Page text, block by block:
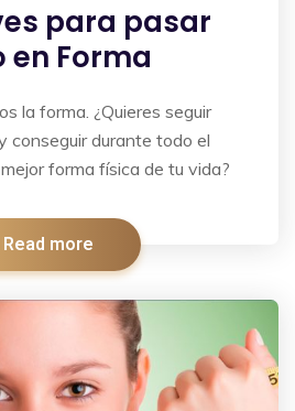
para pasar
en Forma
la forma. ¿Quieres seguir
conseguir durante todo el
forma física de tu vida?
Read more